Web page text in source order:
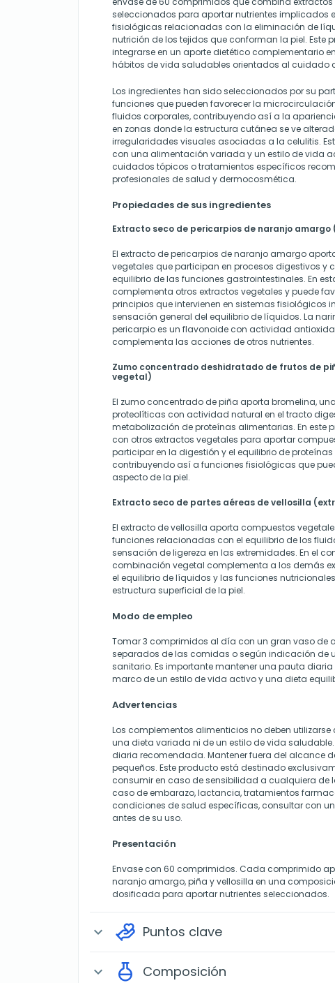
seleccionados para aportar nutrientes implicados
fisiológicas relacionadas con la eliminación de
nutrición de los tejidos que conforman la piel. Este
integrarse en un aporte dietético complementario
hábitos de vida saludables orientados al cuidado
Los ingredientes han sido seleccionados por su
funciones que pueden favorecer la
fluidos corporales, contribuyendo así a la
en zonas donde la estructura cutánea se ve
irregularidades visuales asociadas a la celulitis.
con una alimentación variada y un estilo de vida
cuidados tópicos o tratamientos específicos
profesionales de salud y dermocosmética.
Propiedades de sus ingredientes
Extracto seco de pericarpios de naranjo
El extracto de pericarpios de naranjo amargo
vegetales que participan en procesos digestivos y
equilibrio de las funciones gastrointestinales. En
complementa otros extractos vegetales y puede
principios que intervienen en sistemas fisiológicos
sensación general del equilibrio de líquidos. La
pericarpio es un flavonoide con actividad
complementa las acciones de otros nutrientes.
Zumo concentrado deshidratado de frutos de
vegetal)
El zumo concentrado de piña aporta bromelina,
proteolíticas con actividad natural en el tracto
metabolización de proteínas alimentarias. En este
con otros extractos vegetales para aportar
participar en la digestión y el equilibrio de proteínas
contribuyendo así a funciones fisiológicas que
aspecto de la piel.
Extracto seco de partes aéreas de vellosilla
El extracto de vellosilla aporta compuestos
funciones relacionadas con el equilibrio de los
sensación de ligereza en las extremidades. En el
combinación vegetal complementa a los demás
el equilibrio de líquidos y las funciones
estructura superficial de la piel.
Modo de empleo
Tomar 3 comprimidos al día con un gran vaso de
separados de las comidas o según indicación de
sanitario. Es importante mantener una pauta
marco de un estilo de vida activo y una dieta
Advertencias
Los complementos alimenticios no deben
una dieta variada ni de un estilo de vida saludable.
diaria recomendada. Mantener fuera del alcance
pequeños. Este producto está destinado
consumir en caso de sensibilidad a cualquiera de
caso de embarazo, lactancia, tratamientos
condiciones de salud específicas, consultar con
antes de su uso.
Presentación
Envase con 60 comprimidos. Cada comprimido
naranjo amargo, piña y vellosilla en una
dosificada para aportar nutrientes seleccionados.
expand_more Puntos clave
expand_more Composición